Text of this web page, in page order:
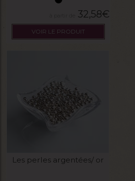
32,58€
VOIR LE PRODUIT
Les perles argentées/ or